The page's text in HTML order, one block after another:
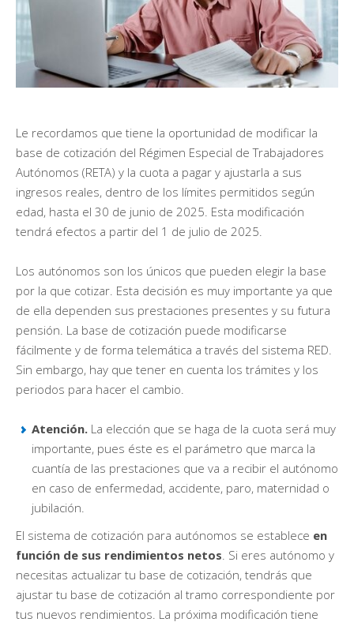
Le recordamos que tiene la oportunidad de modificar la
base de cotización del Régimen Especial de Trabajadores
Autónomos (RETA) y la cuota a pagar y ajustarla a sus
ingresos reales, dentro de los límites permitidos según
edad, hasta el 30 de junio de 2025. Esta modificación
tendrá efectos a partir del 1 de julio de 2025.
Los autónomos son los únicos que pueden elegir la base
por la que cotizar. Esta decisión es muy importante ya que
de ella dependen sus prestaciones presentes y su futura
pensión. La base de cotización puede modificarse
fácilmente y de forma telemática a través del sistema RED.
Sin embargo, hay que tener en cuenta los trámites y los
periodos para hacer el cambio.
Atención. La elección que se haga de la cuota será muy
importante, pues éste es el parámetro que marca la
cuantía de las prestaciones que va a recibir el autónomo
en caso de enfermedad, accidente, paro, maternidad o
jubilación.
El sistema de cotización para autónomos se establece en
función de sus rendimientos netos . Si eres autónomo y
necesitas actualizar tu base de cotización, tendrás que
ajustar tu base de cotización al tramo correspondiente por
tus nuevos rendimientos. La próxima modificación tiene